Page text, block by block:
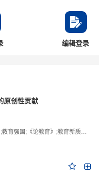
编辑登录
原创性贡献
论教育》;教育新质生产力;教育人工智能